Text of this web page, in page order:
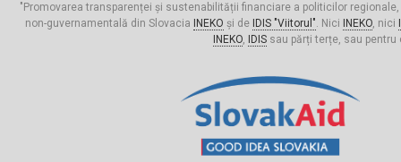
"Promovarea transparenței și sustenabilității financiare a politicilor
non-guvernamentală din Slovacia
INEKO și de IDIS "Viitorul". Nici INEKO, nici
INEKO, IDISsau părți terțe, sau pentru